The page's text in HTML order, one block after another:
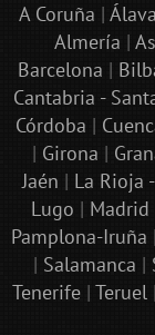
A Coruña |
Almería |
Barcelona |
Cantabria -
Córdoba |
| Girona |
Jaén | La Rioja
Lugo | Madrid
Pamplona-Iruña |
| Salamanca |
Tenerife| Teruel|